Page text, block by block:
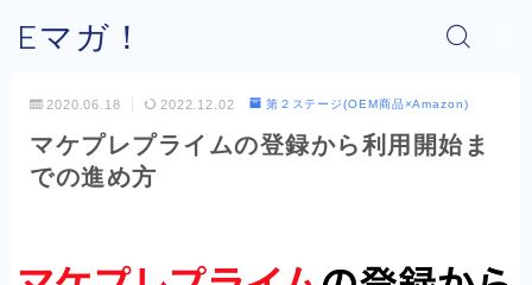
Eマガ！
Eマガ！とは？
公式メルマガ
2020.06.18 2022.12.02 第２ステージ(OEM商品×Amazon)
マケプレプライムの登録から利用開始ま
での進め方